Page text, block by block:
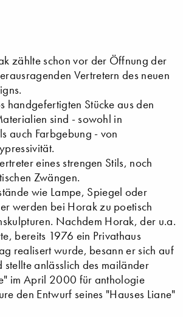
zählte schon vor der Öffnung der
Vertretern des neuen
handgefertigten Stücke aus den
sind - sowohl in
auch Farbgebung - von
eines strengen Stils, noch
Zwängen.
wie Lampe, Spiegel oder
werden bei Horak zu poetisch
Nachdem Horak, der u.a.
bereits 1976 ein Privathaus
realisert wurde, besann er sich auf
stellte anlässlich des mailänder
im April 2000 für anthologie
den Entwurf seines "Hauses Liane"